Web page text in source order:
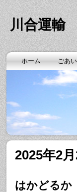
川合運輸
ホーム ごあ
2025年2月
はかどるか